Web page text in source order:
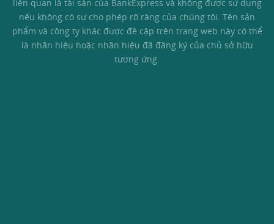
liên quan là tài sản của BankExpress và không được sử dụng
nếu không có sự cho phép rõ ràng của chúng tôi. Tên sản
phẩm và công ty khác được đề cập trên trang web này có thể
là nhãn hiệu hoặc nhãn hiệu đã đăng ký của chủ sở hữu
tương ứng.